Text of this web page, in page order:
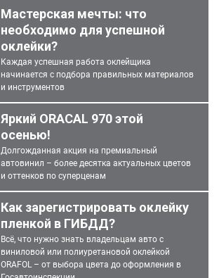
Мастерская мечты: что
необходимо для успешной
оклейки?
Каждая успешная работа оклейщика
начинается с подбора правильных материалов
и инструментов
Яркий ORACAL 970 этой
осенью!
Долгожданная акция на премиальный
автовинил – более десятка актуальных цветов
и оттенков по суперценам
Как зарегистрировать оклейку
пленкой в ГИБДД?
Всё, что нужно знать владельцам авто с
виниловой или полиуретановой оклейкой
ORAFOL – от выбора цвета до оформления в